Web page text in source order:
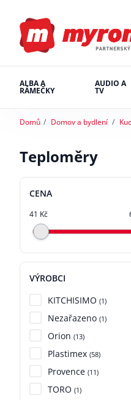
ALBA A
RÁMEČKY
AUDIO A
TV
Domů Domov a bydlení
Teploměry
CENA
41 Kč
VÝROBCI
KITCHISIMO (1)
Nezařazeno (1)
Orion (13)
Plastimex (58)
Provence (11)
TORO (1)